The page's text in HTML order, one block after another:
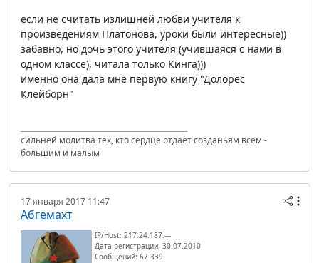
если не считать излишней любви учителя к
произведениям Платонова, уроки были интересные))
забавно, но дочь этого учителя (учившаяся с нами в
одном классе), читала только Кинга)))
именно она дала мне первую книгу "Долорес
Клейборн"
сильней молитва тех, кто сердце отдает созданьям всем -
большим и малым
17 января 2017 11:47
Абгемахт
IP/Host: 217.24.187.---
Дата регистрации: 30.07.2010
Сообщений: 67 339